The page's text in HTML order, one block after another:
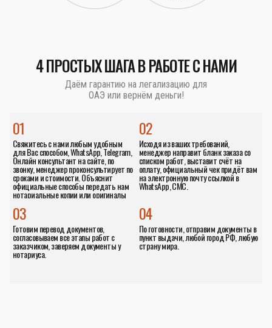
4 ПРОСТЫХ ШАГА В РАБОТЕ С НАМИ
Даём гарантию на легализацию для
ОАЭ или вернём деньги!
01
Свяжитесь с нами любым удобным
для Вас способом, WhatsApp, Telegram,
Онлайн консультант на сайте, по
звонку, менеджер проконсультирует по
сроками и стоимости. Объяснит
официальные способы передать нам
нотариальные копии или оригиналы
02
Исходя из ваших требований,
менеджер направит бланк заказа со
списком работ, выставит счёт на
оплату, официальный чек придёт вам
на электронную почту ссылкой в
WhatsApp, СМС.
04
По готовности, отправим документы в
пункт выдачи, любой город РФ, любую
страну мира.
03
Готовим перевод документов,
согласовываем все этапы работ с
заказчиком, заверяем документы у
нотариуса.